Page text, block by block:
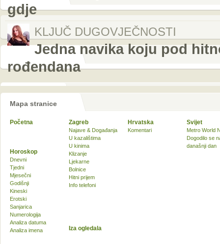
gdje
KLJUČ DUGOVJEČNOSTI
Jedna navika koju pod
rođendana
Mapa stranice
Početna Zagreb
Najave & Događanja
U kazalištima
U kinima
Klizanje
Ljekarne
Bolnice
Hitni prijem
Info telefoni
Hrvatska
Komentari
Svijet
Metro World
Dogodilo se
današnji dan
Horoskop
Dnevni
Tjedni
Mjesečni
Godišnji
Kineski
Erotski
Sanjarica
Numerologija
Analiza datuma
Analiza imena
Iza ogledala